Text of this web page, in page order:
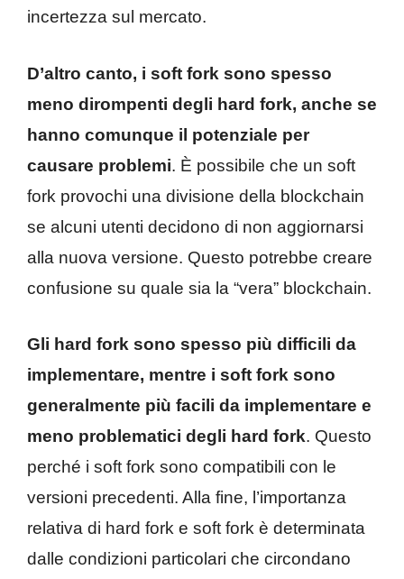
incertezza sul mercato.
D’altro canto, i soft fork sono spesso
meno dirompenti degli hard fork, anche se
hanno comunque il potenziale per
causare problemi. È possibile che un soft
fork provochi una divisione della blockchain
se alcuni utenti decidono di non aggiornarsi
alla nuova versione. Questo potrebbe creare
confusione su quale sia la “vera” blockchain.
Gli hard fork sono spesso più difficili da
implementare, mentre i soft fork sono
generalmente più facili da implementare e
meno problematici degli hard fork. Questo
perché i soft fork sono compatibili con le
versioni precedenti. Alla fine, l’importanza
relativa di hard fork e soft fork è determinata
dalle condizioni particolari che circondano